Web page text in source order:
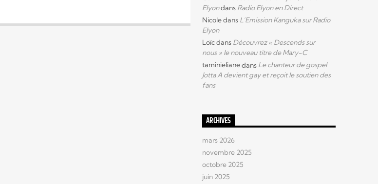
Elyondans Radio Elyon en Direct
Nicoledans L’Emission Kanguka sur Radio
Elyon
Loïcdans Découvrez « Descends sur
nous » le nouveau titre de Mary-C
taminielianedans Le chanteur de gospel
Jotta A devient gay et reçoit le soutien des
fans
ARCHIVES
mars 2026
novembre 2025
octobre 2025
juin 2025